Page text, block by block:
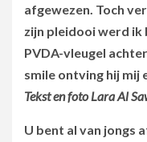
afgewezen. Toch
zijn pleidooi werd ik
PVDA-vleugel
smile ontving hij mij
Tekst en foto Lara Al
U bent al van jongs